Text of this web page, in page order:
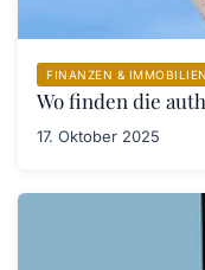
FINANZEN & IMMOBILIEN
Wo finden die
17. Oktober 2025